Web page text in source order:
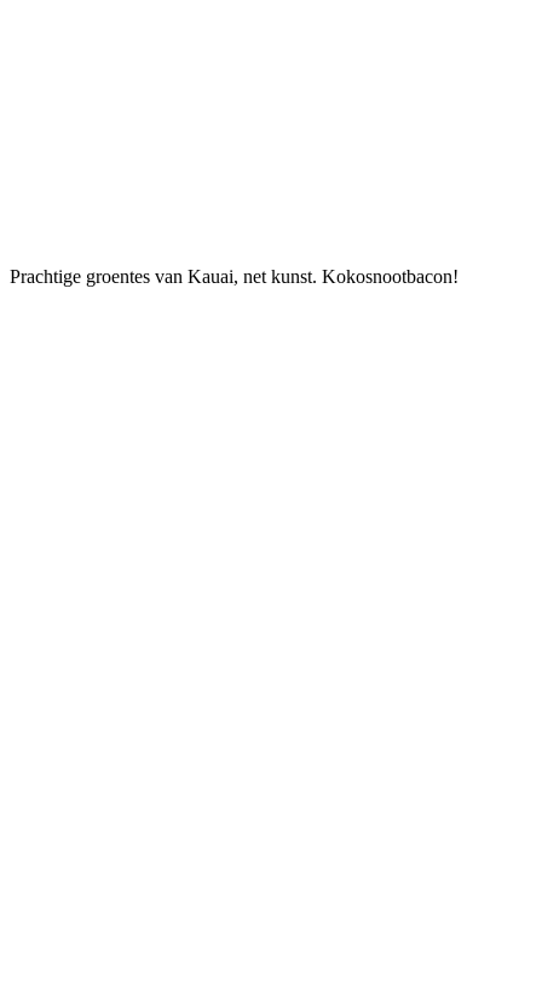
Prachtige groentes van Kauai, net kunst. Kokosnootbacon!